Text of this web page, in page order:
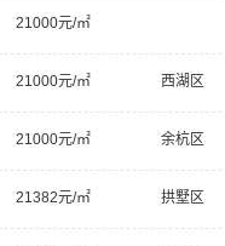
21000元/㎡
21000元/㎡ 西湖区
21000元/㎡ 余杭区
21382元/㎡ 拱墅区